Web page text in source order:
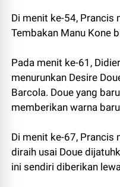
Di menit ke-54, Prancis
Tembakan Manu Kone
Pada menit ke-61,
menurunkan Desire
Barcola. Doue yang
memberikan warna
Di menit ke-67, Prancis
diraih usai Doue
ini sendiri diberikan